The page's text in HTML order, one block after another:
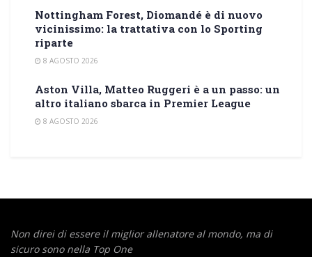
Nottingham Forest, Diomandé è di nuovo
vicinissimo: la trattativa con lo Sporting
riparte
8 AGOSTO 2026
Aston Villa, Matteo Ruggeri è a un passo: un
altro italiano sbarca in Premier League
8 AGOSTO 2026
Non direi di essere il miglior allenatore al mondo, ma di
sicuro sono nella Top One